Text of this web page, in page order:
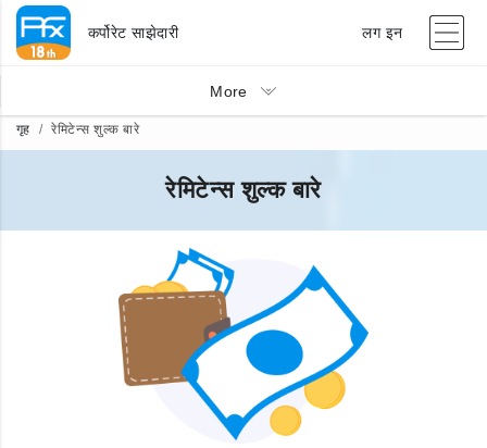
कर्पोरेट साझेदारी लग इन
More
गृह रेमिटेन्स शुल्क बारे
रेमिटेन्स शुल्क बारे